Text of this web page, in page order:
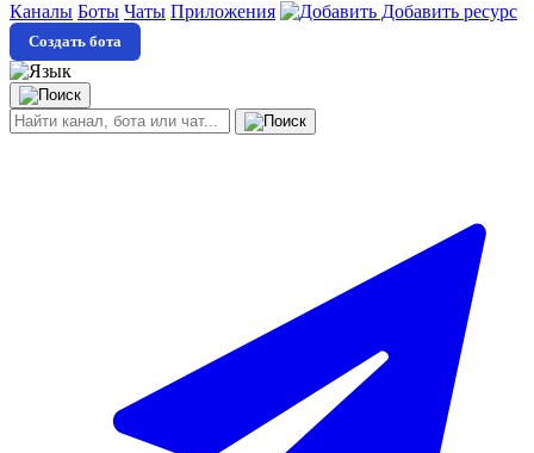
Каналы Боты Чаты Приложения Добавить ресурс
Создать бота